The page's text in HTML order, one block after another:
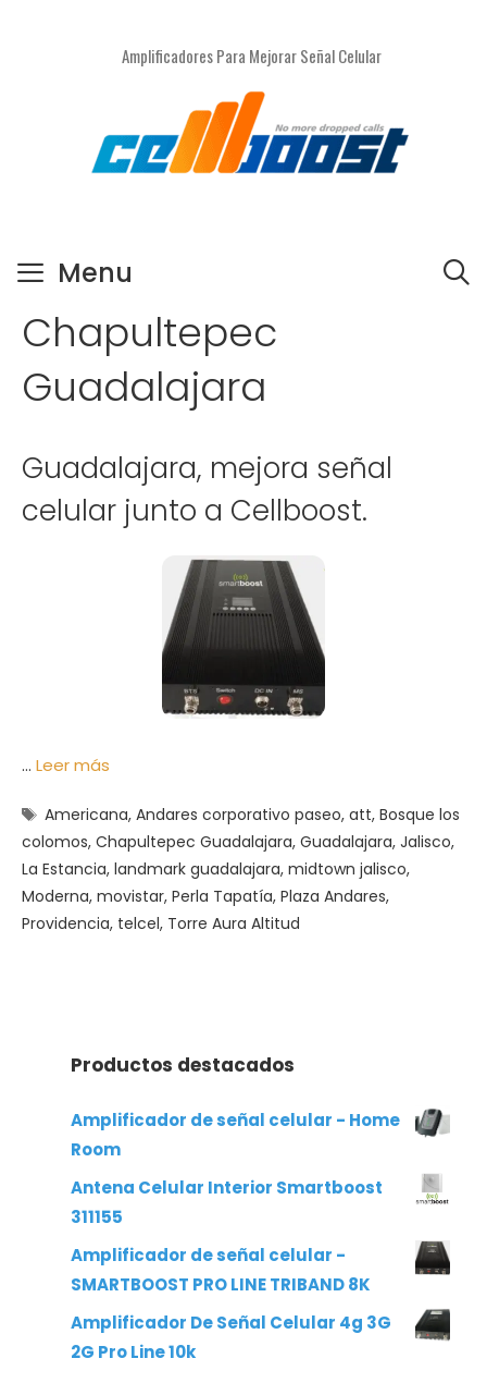
Amplificadores Para Mejorar Señal Celular
Menu
Chapultepec
Guadalajara
Guadalajara, mejora señal
celular junto a Cellboost.
… Leer más
Etiquetas
Americana,Andares corporativo paseo,att,Bosque los
colomos, Chapultepec Guadalajara, Guadalajara, Jalisco,
La Estancia, landmark guadalajara, midtown jalisco,
Moderna, movistar, Perla Tapatía, Plaza Andares,
Providencia, telcel, Torre Aura Altitud
Productos destacados
Amplificador de señal celular - Home
Room
Antena Celular Interior Smartboost
311155
Amplificador de señal celular -
SMARTBOOST PRO LINE TRIBAND 8K
Amplificador De Señal Celular 4g 3G
2G Pro Line 10k